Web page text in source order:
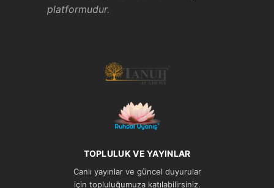
platformudur.
TOPLULUK VE YAYINLAR
Canlı yayınlar ve güncel duyurular
için topluluğumuza katılabilirsiniz.